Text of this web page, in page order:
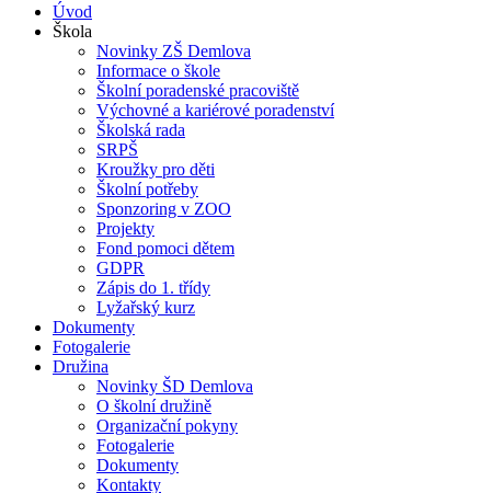
Úvod
Škola
Novinky ZŠ Demlova
Informace o škole
Školní poradenské pracoviště
Výchovné a kariérové poradenství
Školská rada
SRPŠ
Kroužky pro děti
Školní potřeby
Sponzoring v ZOO
Projekty
Fond pomoci dětem
GDPR
Zápis do 1. třídy
Lyžařský kurz
Dokumenty
Fotogalerie
Družina
Novinky ŠD Demlova
O školní družině
Organizační pokyny
Fotogalerie
Dokumenty
Kontakty